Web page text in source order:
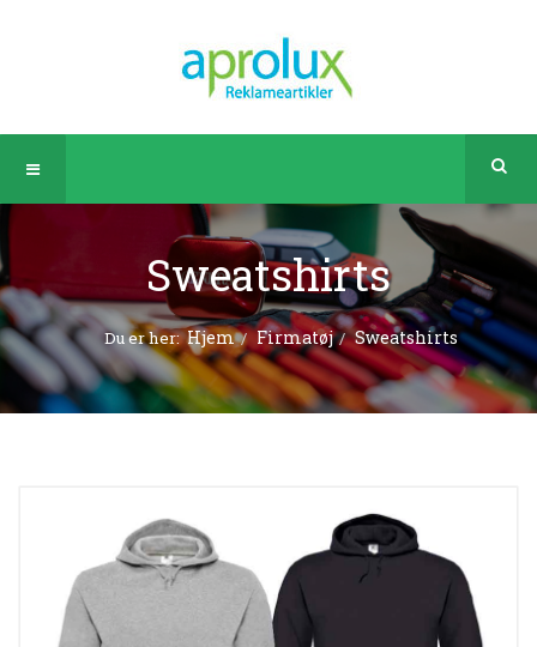
Sweatshirts
Du er her:Hjem Firmatøj Sweatshirts